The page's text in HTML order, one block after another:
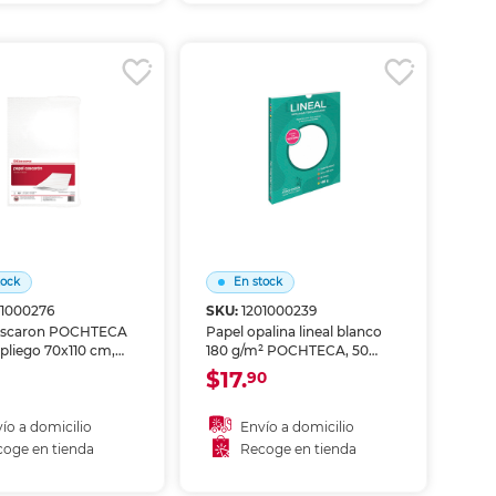
POCHTECA
70x110 cm,
de alta
y acabado liso,
proyectos escolares
artesanales.
a domicilio
en tienda
En stock
SKU: 1201000239
Papel opalina lineal blanco
180 g/m² POCHTECA, 50
hojas. Acabado sedoso con
textura lineal en relieve.
diplomas, menús y material
de presentación elegante.
$17.90
Envío a domicilio
Recoge en tienda